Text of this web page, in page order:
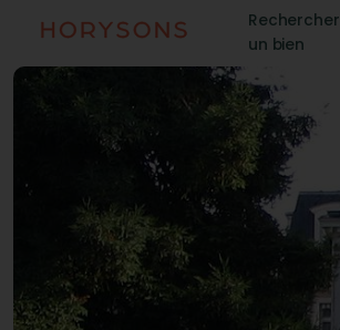
Rechercher
un bien